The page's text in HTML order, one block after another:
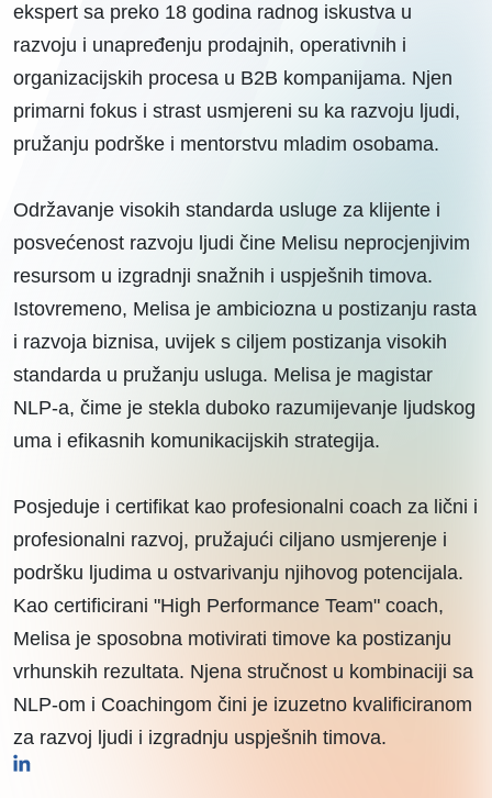
ekspert sa preko 18 godina radnog iskustva u
razvoju i unapređenju prodajnih, operativnih i
organizacijskih procesa u B2B kompanijama. Njen
primarni fokus i strast usmjereni su ka razvoju ljudi,
pružanju podrške i mentorstvu mladim osobama.
Održavanje visokih standarda usluge za klijente i
posvećenost razvoju ljudi čine Melisu neprocjenjivim
resursom u izgradnji snažnih i uspješnih timova.
Istovremeno, Melisa je ambiciozna u postizanju rasta
i razvoja biznisa, uvijek s ciljem postizanja visokih
standarda u pružanju usluga. Melisa je magistar
NLP-a, čime je stekla duboko razumijevanje ljudskog
uma i efikasnih komunikacijskih strategija.
Posjeduje i certifikat kao profesionalni coach za lični i
profesionalni razvoj, pružajući ciljano usmjerenje i
podršku ljudima u ostvarivanju njihovog potencijala.
Kao certificirani "High Performance Team" coach,
Melisa je sposobna motivirati timove ka postizanju
vrhunskih rezultata. Njena stručnost u kombinaciji sa
NLP-om i Coachingom čini je izuzetno kvalificiranom
za razvoj ljudi i izgradnju uspješnih timova.